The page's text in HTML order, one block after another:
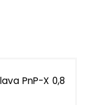
PnP-X 0,8